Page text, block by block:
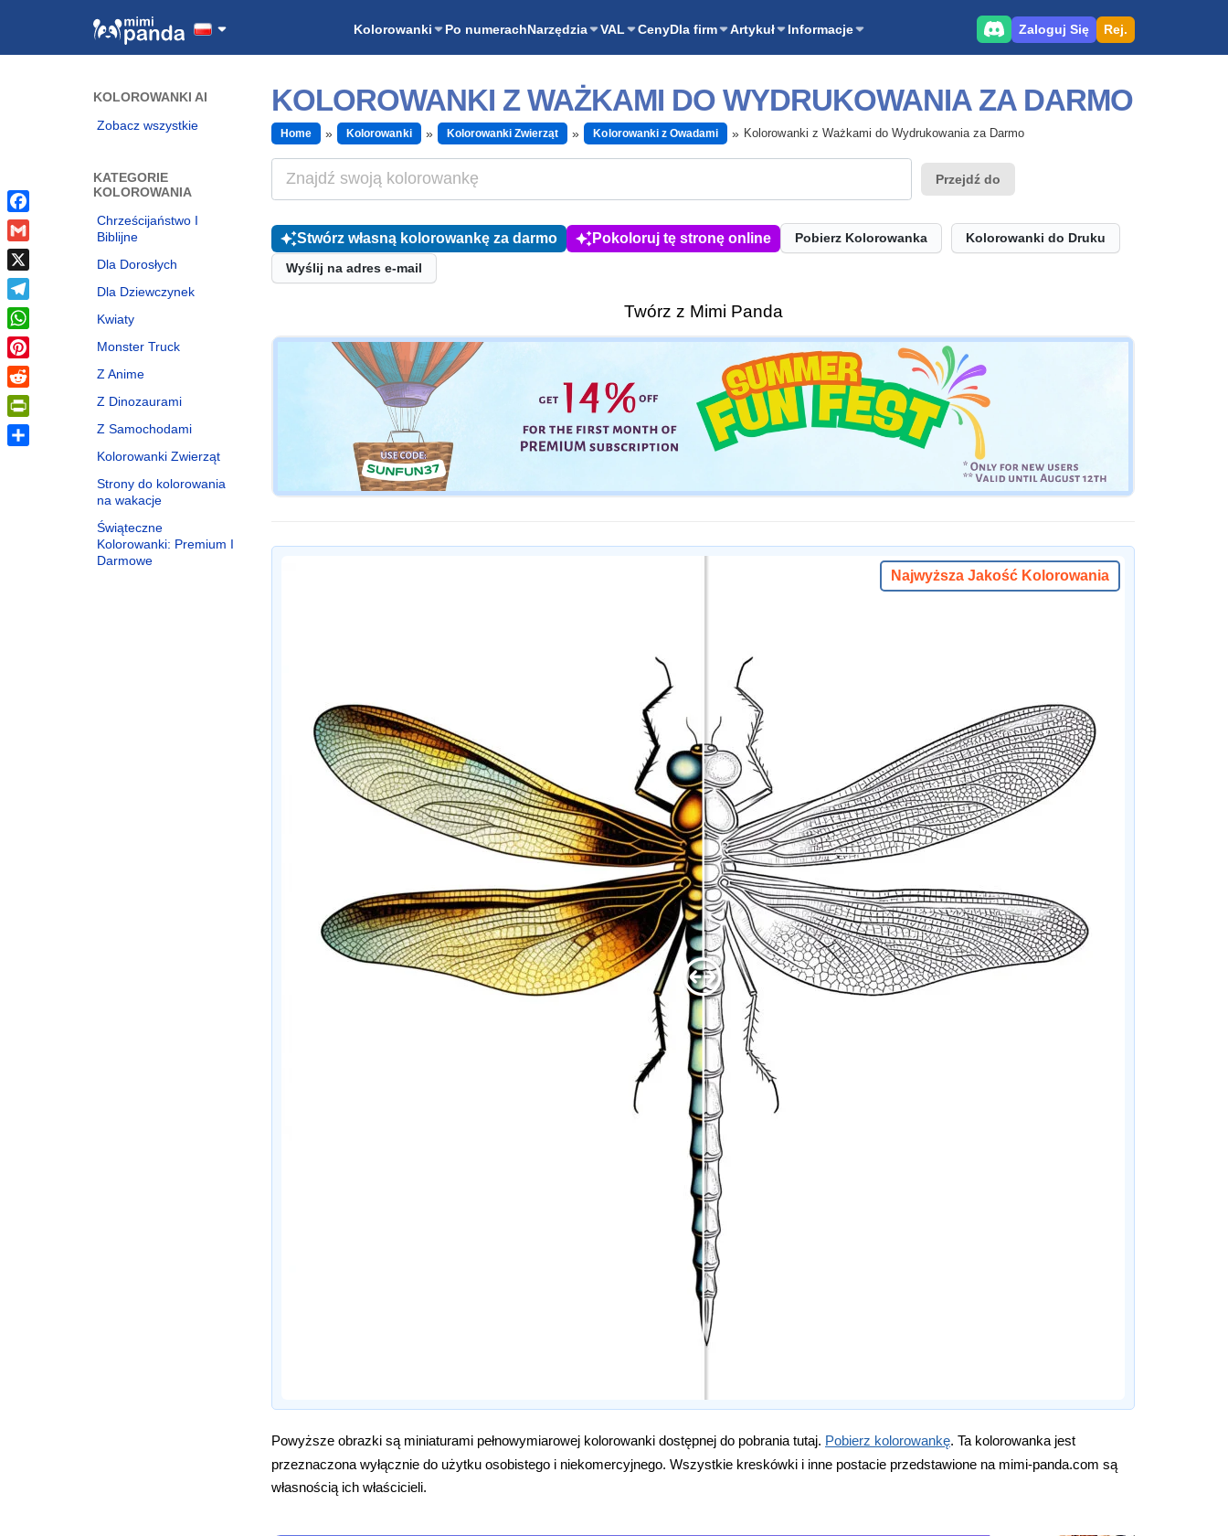
Kolorowanki Po numerachNarzędzia VAL CenyDla firm Artykuł Informacje Zaloguj Się Rej.
KOLOROWANKI AI
Zobacz wszystkie
KATEGORIE
KOLOROWANIA
Chrześcijaństwo I
Biblijne
Dla Dorosłych
Dla Dziewczynek
Kwiaty
Monster Truck
Z Anime
Z Dinozaurami
Z Samochodami
Kolorowanki Zwierząt
Strony do kolorowania
na wakacje
Świąteczne
Kolorowanki: Premium I
Darmowe
KOLOROWANKI Z WAŻKAMI DO WYDRUKOWANIA ZA DARMO
Home Kolorowanki Kolorowanki Zwierząt Kolorowanki z Owadami Kolorowanki z Ważkami do Wydrukowania za Darmo
Przejdź do
Stwórz własną kolorowankę za darmo Pokoloruj tę stronę online Pobierz Kolorowanka Kolorowanki do Druku
Wyślij na adres e-mail
Twórz z Mimi Panda
Najwyższa Jakość Kolorowania
Powyższe obrazki są miniaturami pełnowymiarowej kolorowanki dostępnej do pobrania tutaj. Pobierz kolorowankę. Ta kolorowanka jest
przeznaczona wyłącznie do użytku osobistego i niekomercyjnego. Wszystkie kreskówki i inne postacie przedstawione na mimi-panda.com są
własnością ich właścicieli.
Facebook
Gmail
X
Telegram
WhatsApp
Pinterest
Reddit
PrintFriendly